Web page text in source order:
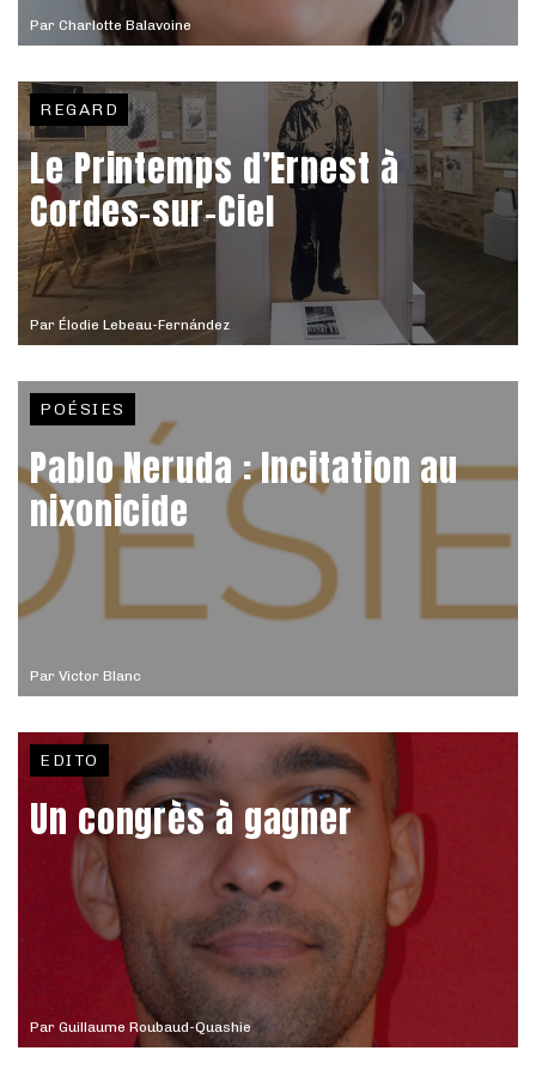
Par Charlotte Balavoine
Par Élodie Lebeau-Fernández
REGARD
Le Printemps d’Ernest à
Cordes-sur-Ciel
Par Victor Blanc
POÉSIES
Pablo Neruda : Incitation au
nixonicide
Par Guillaume Roubaud-Quashie
EDITO
Un congrès à gagner